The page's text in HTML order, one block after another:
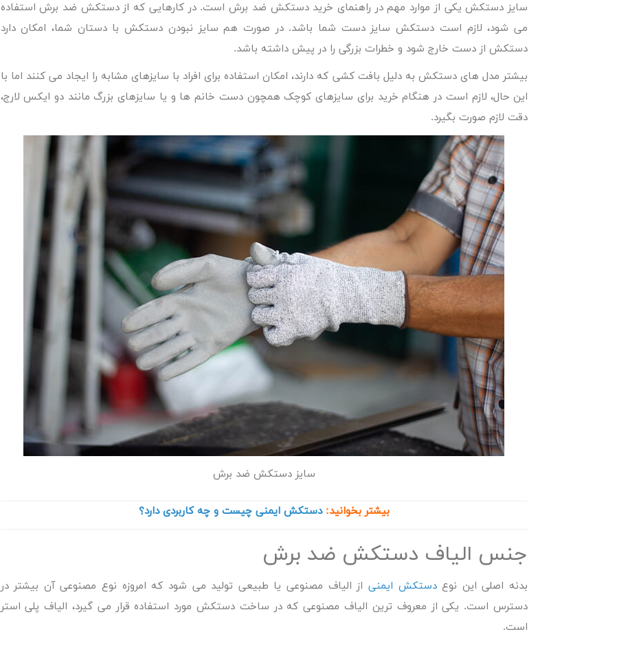
سایز دستکش یکی از موارد مهم در راهنمای خرید دستکش ضد برشاست. در کارهایی که از دستکش ضد برش استفاده
می شود، لازم است دستکش سایز دست شما باشد. در صورت هم سایز نبودن دستکش با دستان شما، امکان دارد
دستکش از دست خارج شود و خطرات بزرگی را در پیش داشته باشد.
بیشتر مدل های دستکش به دلیل بافت کشی که دارند، امکان استفاده برای افراد با سایزهای مشابه را ایجاد می کنند اما با
این حال، لازم است در هنگام خرید برای سایزهای کوچک همچون دست خانم ها و یا سایزهای بزرگ مانند دو ایکس لارج،
دقت لازم صورت بگیرد.
سایز دستکش ضد برش
بیشتر بخوانید:دستکش ایمنی چیست و چه کاربردی دارد؟
جنس الیاف دستکش ضد برش
بدنه اصلی این نوعدستکش ایمنی از الیاف مصنوعی یا طبیعی تولید می شود که امروزه نوع مصنوعی آن بیشتر در
دسترس است. یکی از معروف ترین الیاف مصنوعی که در ساخت دستکش مورد استفاده قرار می گیرد، الیاف پلی استر
است.